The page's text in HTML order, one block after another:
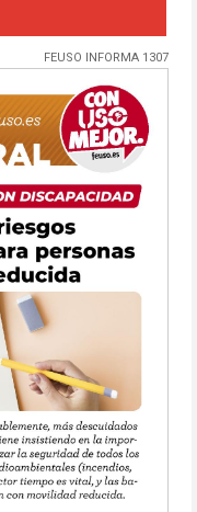
FEUSO INFORMA 1307